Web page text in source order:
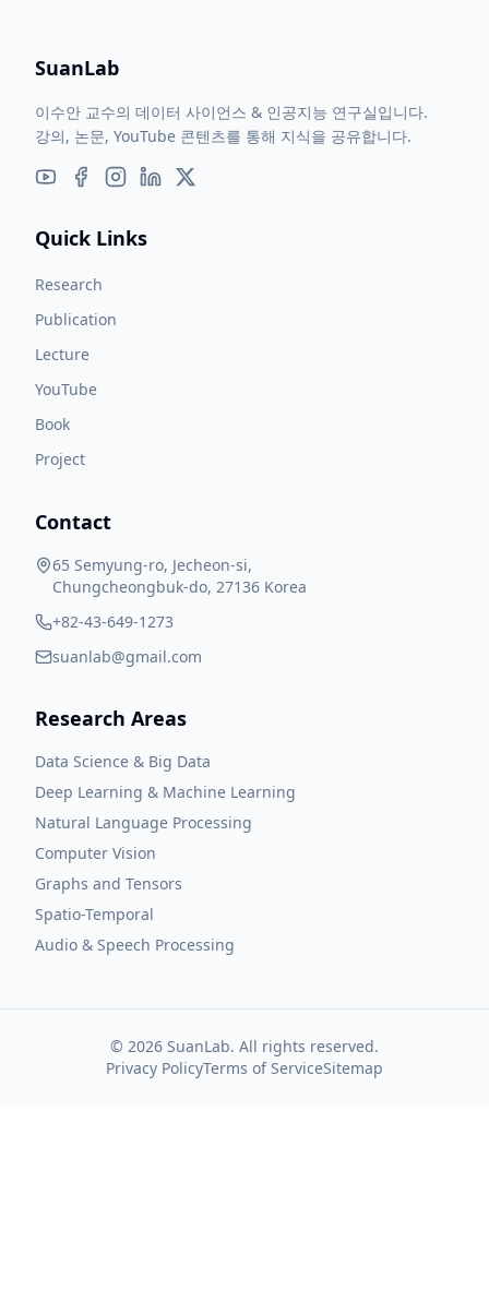
SuanLab
이수안 교수의 데이터 사이언스 & 인공지능 연구실입니다.
강의, 논문, YouTube 콘텐츠를 통해 지식을 공유합니다.
Quick Links
Research
Publication
Lecture
YouTube
Book
Project
Contact
65 Semyung-ro, Jecheon-si,
Chungcheongbuk-do, 27136 Korea
+82-43-649-1273
suanlab@gmail.com
Research Areas
Data Science & Big Data
Deep Learning & Machine Learning
Natural Language Processing
Computer Vision
Graphs and Tensors
Spatio-Temporal
Audio & Speech Processing
© 2026 SuanLab. All rights reserved.
Privacy PolicyTerms of ServiceSitemap